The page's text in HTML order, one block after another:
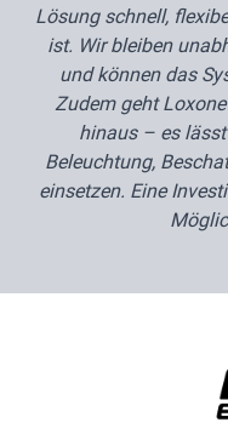
Lösung schnell,
ist. Wir bleiben
und können das
Zudem geht
hinaus – es
Beleuchtung,
einsetzen. Eine